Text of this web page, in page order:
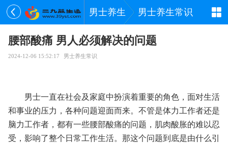
男士养生 男士养生常识
腰部酸痛 男人必须解决的问题
2024-12-06 15:52:17 男士养生常识
男士一直在社会及家庭中扮演着重要的角色，面对生活
和事业的压力，各种问题迎面而来。不管是体力工作者还是
脑力工作者，都有一些腰部酸痛的问题，肌肉酸胀的难以忍
受，影响了整个日常工作生活。那这个问题到底是由什么引